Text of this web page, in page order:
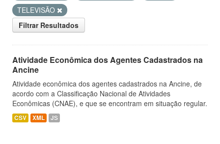
TELEVISÃO
Filtrar Resultados
Atividade Econômica dos Agentes Cadastrados na
Ancine
Atividade econômica dos agentes cadastrados na Ancine, de
acordo com a Classificação Nacional de Atividades
Econômicas (CNAE), e que se encontram em situação regular.
CSV XML JS